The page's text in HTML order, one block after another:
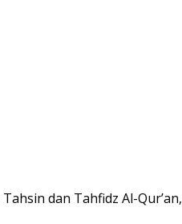
Tahsin dan Tahfidz Al-Qur’an,